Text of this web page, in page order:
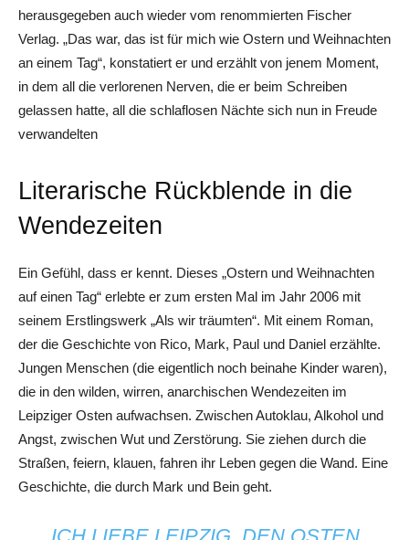
herausgegeben auch wieder vom renommierten Fischer
Verlag. „Das war, das ist für mich wie Ostern und Weihnachten
an einem Tag“, konstatiert er und erzählt von jenem Moment,
in dem all die verlorenen Nerven, die er beim Schreiben
gelassen hatte, all die schlaflosen Nächte sich nun in Freude
verwandelten
Literarische Rückblende in die
Wendezeiten
Ein Gefühl, dass er kennt. Dieses „Ostern und Weihnachten
auf einen Tag“ erlebte er zum ersten Mal im Jahr 2006 mit
seinem Erstlingswerk „Als wir träumten“. Mit einem Roman,
der die Geschichte von Rico, Mark, Paul und Daniel erzählte.
Jungen Menschen (die eigentlich noch beinahe Kinder waren),
die in den wilden, wirren, anarchischen Wendezeiten im
Leipziger Osten aufwachsen. Zwischen Autoklau, Alkohol und
Angst, zwischen Wut und Zerstörung. Sie ziehen durch die
Straßen, feiern, klauen, fahren ihr Leben gegen die Wand. Eine
Geschichte, die durch Mark und Bein geht.